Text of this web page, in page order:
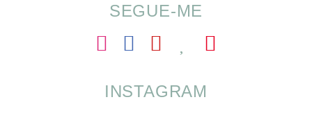
SEGUE-ME
INSTAGRAM